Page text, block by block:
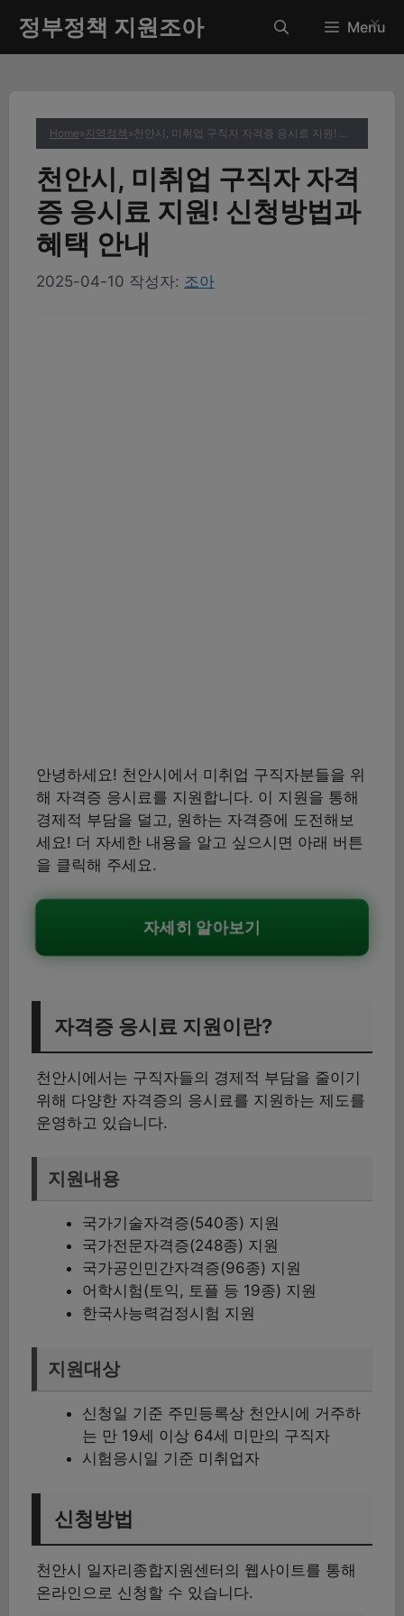
츠
정부정책 지원조아 Menu
Home»지역정책 » 천안시, 미취업 구직자 자격증 응시료 지원! 신청방법과 혜택 안내
천안시, 미취업 구직자 자격
증 응시료 지원! 신청방법과
혜택 안내
2025-04-10 작성자: 조아
안녕하세요! 천안시에서 미취업 구직자분들을 위
해 자격증 응시료를 지원합니다. 이 지원을 통해
경제적 부담을 덜고, 원하는 자격증에 도전해보
세요! 더 자세한 내용을 알고 싶으시면 아래 버튼
을 클릭해 주세요.
자세히 알아보기
자격증 응시료 지원이란?
천안시에서는 구직자들의 경제적 부담을 줄이기
위해 다양한 자격증의 응시료를 지원하는 제도를
운영하고 있습니다.
지원내용
국가기술자격증(540종) 지원
국가전문자격증(248종) 지원
국가공인민간자격증(96종) 지원
어학시험(토익, 토플 등 19종) 지원
한국사능력검정시험 지원
지원대상
신청일 기준 주민등록상 천안시에 거주하
는 만 19세 이상 64세 미만의 구직자
시험응시일 기준 미취업자
신청방법
천안시 일자리종합지원센터의 웹사이트를 통해
온라인으로 신청할 수 있습니다.
✕